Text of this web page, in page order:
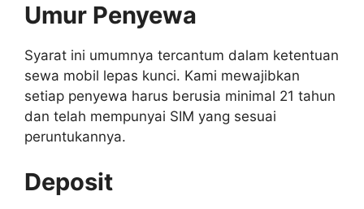
Umur Penyewa
Syarat ini umumnya tercantum dalam ketentuan
sewa mobil lepas kunci. Kami mewajibkan
setiap penyewa harus berusia minimal 21 tahun
dan telah mempunyai SIM yang sesuai
peruntukannya.
Deposit